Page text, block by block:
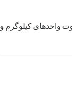
واحدهای کیلوگرم و